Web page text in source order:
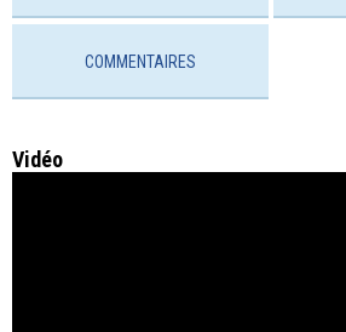
COMMENTAIRES
Vidéo